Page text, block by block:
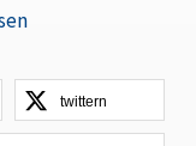
twittern